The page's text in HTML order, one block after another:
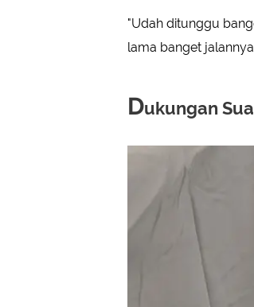
"Udah ditunggu
lama banget
Dukungan